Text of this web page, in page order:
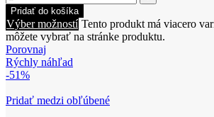
Pridať do košíka
Výber možností Tento produkt má viacero
môžete vybrať na stránke produktu.
Porovnaj
Rýchly náhľad
-51%
Pridať medzi obľúbené